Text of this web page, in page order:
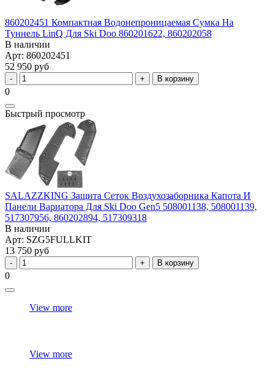
860202451 Компактная Водонепроницаемая Сумка На
Туннель LinQ Для Ski Doo 860201622, 860202058
В наличии
Арт: 860202451
52 950 руб
В корзину
0
Быстрый просмотр
SALAZZKING Защита Сеток Воздухозаборника Капота И
Панели Вариатора Для Ski Doo Gen5 508001138, 508001139,
517307956, 860202894, 517309318
В наличии
Арт: SZG5FULLKIT
13 750 руб
В корзину
0
View more
View more